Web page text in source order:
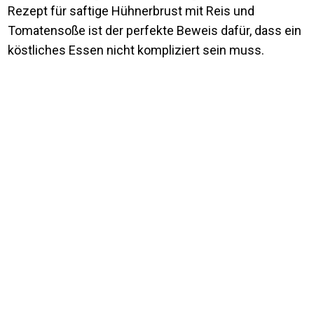
Rezept für saftige Hühnerbrust mit Reis und
Tomatensoße ist der perfekte Beweis dafür, dass ein
köstliches Essen nicht kompliziert sein muss.